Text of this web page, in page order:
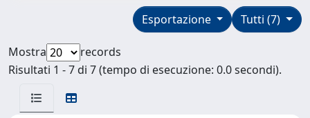
Tutti (7)
Esportazione
Mostra
records
Risultati 1 - 7 di 7 (tempo di esecuzione: 0.0 secondi).